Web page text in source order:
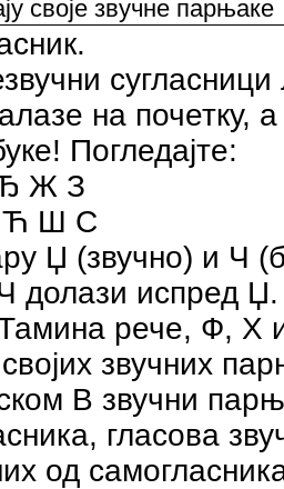
своје звучне
на
Погледајте:
Ж З
Ћ Ш С
Џ (звучно) и Ч
долази испред Џ.
рече, Ф, Х
својих звучних
В звучни
гласова
од